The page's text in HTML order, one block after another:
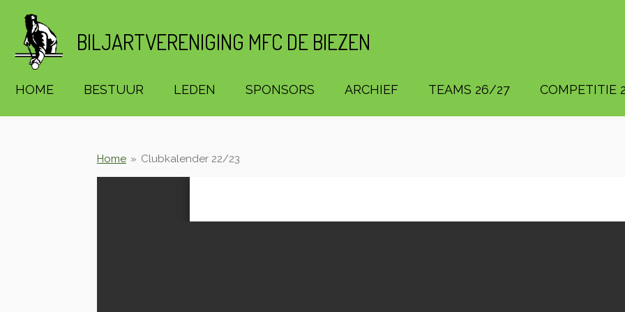
direct
naar
de
BILJARTVERENIGING MFC DE BIEZEN
HOME BESTUUR LEDEN SPONSORS ARCHIEF TEAMS 26/27 COMPETITIE
Home » Clubkalender 22/23